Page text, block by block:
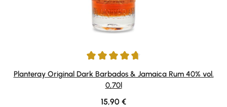
Durchschnittliche Bewertung von 4.68 von 5 Sternen
Planteray Original Dark Barbados & Jamaica Rum 40% vol.
0,70l
Regulärer Preis:
15,90 €